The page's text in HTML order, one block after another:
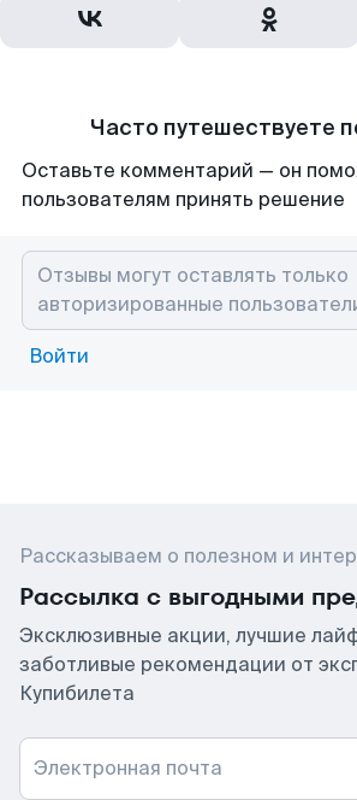
Часто путешествуете
Оставьте комментарий — он
пользователям принять решение
Войти
Рассказываем о полезном и
Рассылка с выгодными
Эксклюзивные акции, лучшие
заботливые рекомендации от
Купибилета
Электронная почта